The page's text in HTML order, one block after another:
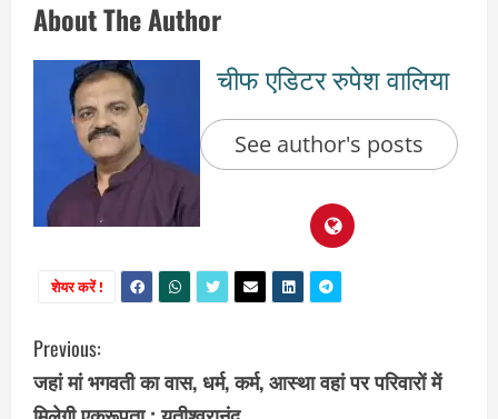
About The Author
चीफ एडिटर रुपेश वालिया
See author's posts
शेयर करें !
C
o
Previous:
जहां मां भगवती का वास, धर्म, कर्म, आस्था वहां पर परिवारों में